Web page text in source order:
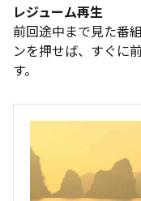
レジューム再生
前回途中まで見た番
ンを押せば、すぐに
す。